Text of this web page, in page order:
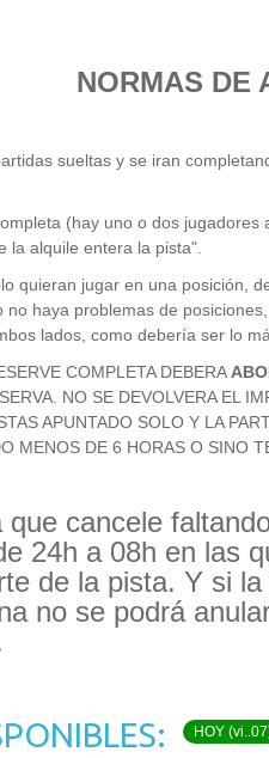
NORMAS DE
sueltas y se iran
(hay uno o dos
la alquile entera la pista".
quieran jugar en una posición,
no haya problemas de
lados, como debería ser lo
COMPLETA DEBERA
NO SE DEVOLVERA EL
APUNTADO SOLO Y LA
MENOS DE 6 HORAS O SINO
que cancele
24h a 08h en las
de la pista. Y si
no se podrá
HOY